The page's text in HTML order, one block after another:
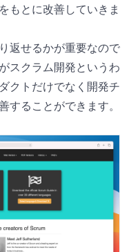
もとに改善していきま
返せるかが重要なので
スクラム開発というわ
クトだけでなく開発チ
することができます。